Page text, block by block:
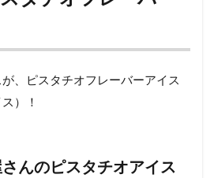
、ピスタチオフレーバーアイス
）！
んのピスタチオアイス